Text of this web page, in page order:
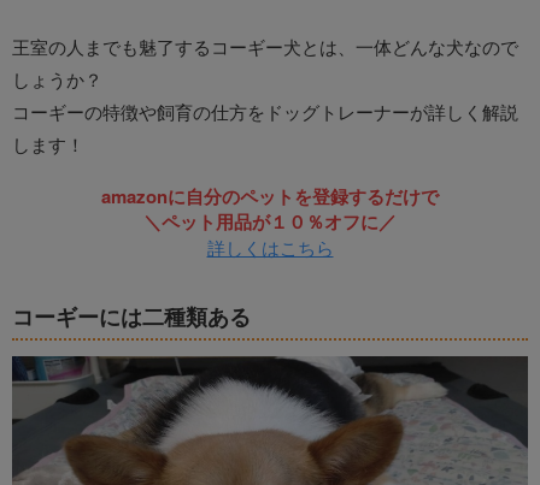
王室の人までも魅了するコーギー犬とは、一体どんな犬なので
しょうか？
コーギーの特徴や飼育の仕方をドッグトレーナーが詳しく解説
します！
amazonに自分のペットを登録するだけで
＼ペット用品が１０％オフに／
詳しくはこちら
コーギーには二種類ある